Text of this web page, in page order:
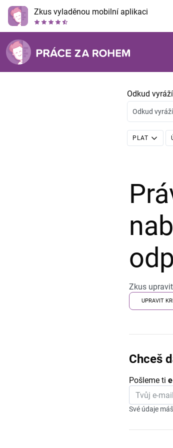
Zkus vyladěnou mobilní aplikaci
Odkud
Odkud
PLAT
Zkus
UPRAVIT
Chceš
Pošleme ti
Své údaje